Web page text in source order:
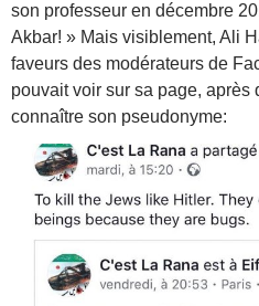
son professeur en décembre
Akbar! » Mais visiblement, Ali
faveurs des modérateurs de
pouvait voir sur sa page, après
connaître son pseudonyme: